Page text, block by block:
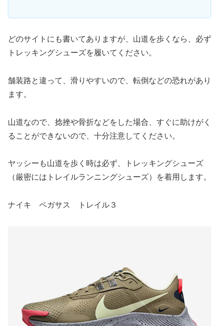
どのサイトにも書いてありますが、山道を歩くなら、必ず
トレッキングシューズを履いてください。
舗装路と違って、滑りやすいので、転倒などの恐れがあり
ます。
山道なので、捻挫や骨折などをした場合、すぐに助けがく
ることができないので、十分注意してください。
ヤッシーも山道を歩く時は必ず、トレッキングシューズ
（厳密にはトレイルランニングシューズ）を着用します。
ナイキ ペガサス トレイル３